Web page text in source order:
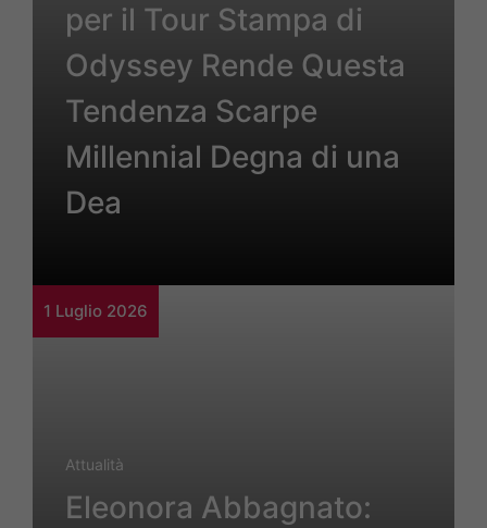
per il Tour Stampa di
Odyssey Rende Questa
Tendenza Scarpe
Millennial Degna di una
Dea
1 Luglio 2026
Attualità
Eleonora Abbagnato: